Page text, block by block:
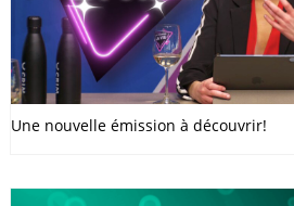
Une nouvelle émission à découvrir!